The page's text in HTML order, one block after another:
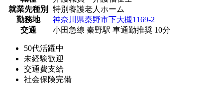
就業先種別
特別養護老人ホーム
勤務地
神奈川県秦野市下大槻1169-2
交通
小田急線 秦野駅 車通勤推奨 10分
50代活躍中
未経験歓迎
交通費支給
社会保険完備